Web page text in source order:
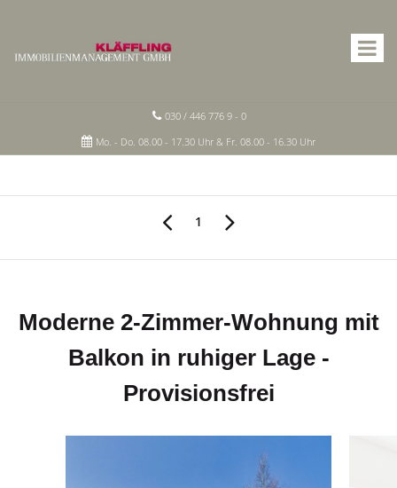
030 / 446 776 9 - 0
Mo. - Do. 08.00 - 17.30 Uhr & Fr. 08.00 - 16.30 Uhr
1
Moderne 2-Zimmer-Wohnung mit
Balkon in ruhiger Lage -
Provisionsfrei